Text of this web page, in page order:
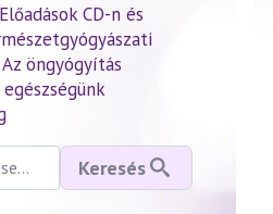
Előadások CD-n és
Az öngyógyítás
Keresés